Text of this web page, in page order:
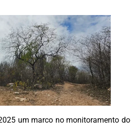
um marco no monitoramento do